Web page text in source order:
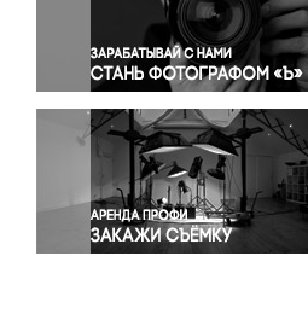
Правосудие
Происшествия и конфликты
Религия
Светская жизнь
Спорт
Экология
Экономика и бизнес